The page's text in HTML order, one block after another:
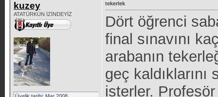
kuzey
ATATÜRKÜN İZİNDEYİZ
tekerlek
Dört öğrenci
final sınavını
arabanın
geç kaldıklarını
isterler.